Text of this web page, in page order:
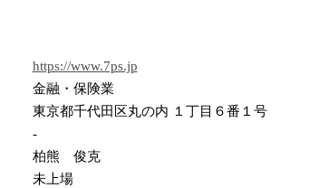
https://www.7ps.jp
金融・保険業
東京都千代田区丸の内 １丁目６番１号
-
柏熊 俊克
未上場